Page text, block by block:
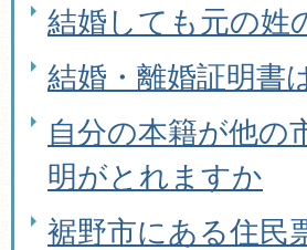
結婚しても元の姓
結婚・離婚証明書
自分の本籍が他の
明がとれますか
裾野市にある住民